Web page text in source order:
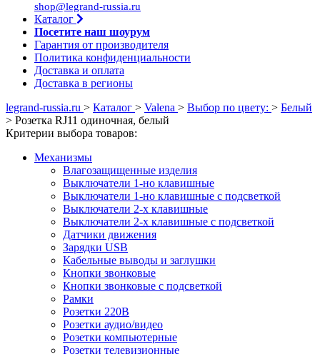
shop@legrand-russia.ru
Каталог
Посетите наш шоурум
Гарантия от производителя
Политика конфиденциальности
Доставка и оплата
Доставка в регионы
legrand-russia.ru > Каталог > Valena > Выбор по цвету: > Белый
> Розетка RJ11 одиночная, белый
Критерии выбора товаров:
Механизмы
Влагозащищенные изделия
Выключатели 1-но клавишные
Выключатели 1-но клавишные с подсветкой
Выключатели 2-х клавишные
Выключатели 2-х клавишные с подсветкой
Датчики движения
Зарядки USB
Кабельные выводы и заглушки
Кнопки звонковые
Кнопки звонковые с подсветкой
Рамки
Розетки 220В
Розетки аудио/видео
Розетки компьютерные
Розетки телевизионные